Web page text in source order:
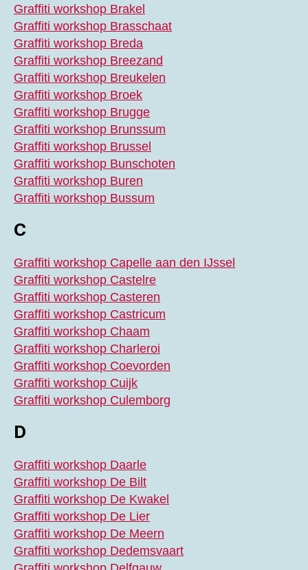
Graffiti workshop Brakel
Graffiti workshop Brasschaat
Graffiti workshop Breda
Graffiti workshop Breezand
Graffiti workshop Breukelen
Graffiti workshop Broek
Graffiti workshop Brugge
Graffiti workshop Brunssum
Graffiti workshop Brussel
Graffiti workshop Bunschoten
Graffiti workshop Buren
Graffiti workshop Bussum
C
Graffiti workshop Capelle aan den IJssel
Graffiti workshop Castelre
Graffiti workshop Casteren
Graffiti workshop Castricum
Graffiti workshop Chaam
Graffiti workshop Charleroi
Graffiti workshop Coevorden
Graffiti workshop Cuijk
Graffiti workshop Culemborg
D
Graffiti workshop Daarle
Graffiti workshop De Bilt
Graffiti workshop De Kwakel
Graffiti workshop De Lier
Graffiti workshop De Meern
Graffiti workshop Dedemsvaart